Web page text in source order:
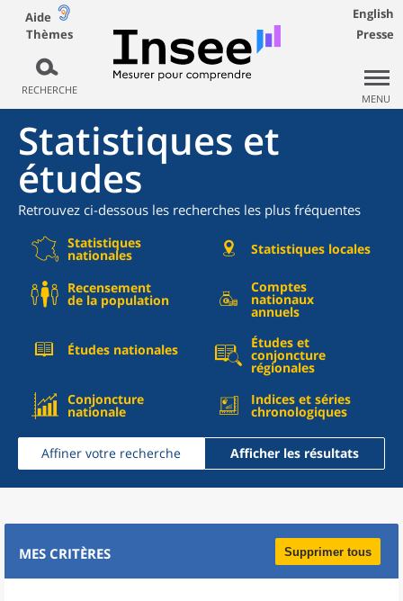
Aide
Thèmes
RECHERCHE
English
Presse
MENU
Statistiques et
études
Retrouvez ci-dessous les recherches les plus fréquentes
Statistiques
nationales Statistiques locales
Recensement
de la population
Comptes
nationaux
annuels
Études nationales Études et
conjoncture
régionales
Conjoncture
nationale
Indices et séries
chronologiques
Affiner votre recherche Afficher les résultats
MES CRITÈRES Supprimer tous